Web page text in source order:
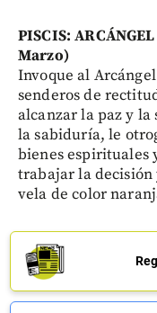
PISCIS:
Marzo)
Invoque al
senderos de
alcanzar la paz y
la sabiduría, le
bienes espirituales
trabajar la decisión
vela de color